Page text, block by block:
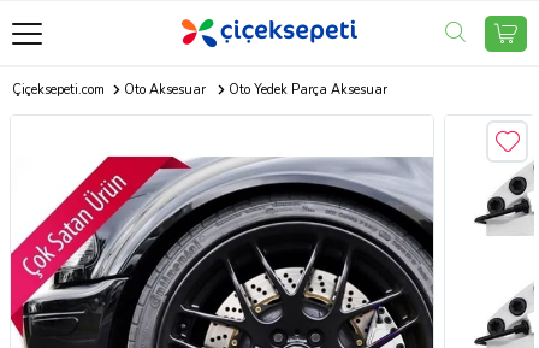
Çiçeksepeti.com Oto Aksesuar Oto Yedek Parça Aksesuar